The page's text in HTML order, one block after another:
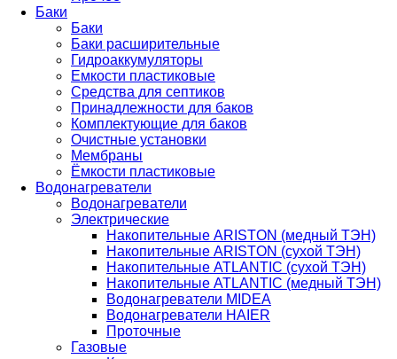
Баки
Баки
Баки расширительные
Гидроаккумуляторы
Емкости пластиковые
Средства для септиков
Принадлежности для баков
Комплектующие для баков
Очистные установки
Мембраны
Ёмкости пластиковые
Водонагреватели
Водонагреватели
Электрические
Накопительные ARISTON (медный ТЭН)
Накопительные ARISTON (сухой ТЭН)
Накопительные ATLANTIC (сухой ТЭН)
Накопительные ATLANTIC (медный ТЭН)
Водонагреватели MIDEA
Водонагреватели HAIER
Проточные
Газовые